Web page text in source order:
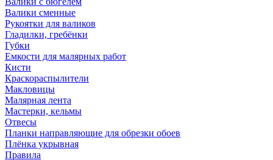
Валики сменные
Рукоятки для валиков
Гладилки, гребёнки
Губки
Емкости для малярных работ
Кисти
Краскораспылители
Макловицы
Малярная лента
Мастерки, кельмы
Отвесы
Планки направляющие для обрезки обоев
Плёнка укрывная
Правила